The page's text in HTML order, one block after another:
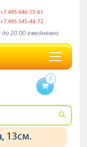
+7 495 646-15-61
+7 495 545-44-72
до 20:00 ежедневно
Toggle
navigation
0
13см.